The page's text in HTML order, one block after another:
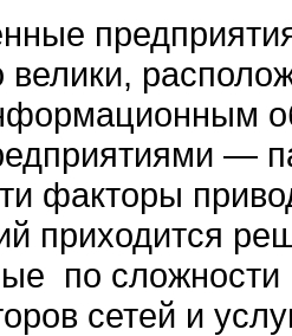
велики,
—
факторы
приходится
по сложности
сетей и